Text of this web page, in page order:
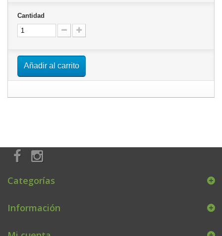
Cantidad
Añadir al carrito
Categorías
Información